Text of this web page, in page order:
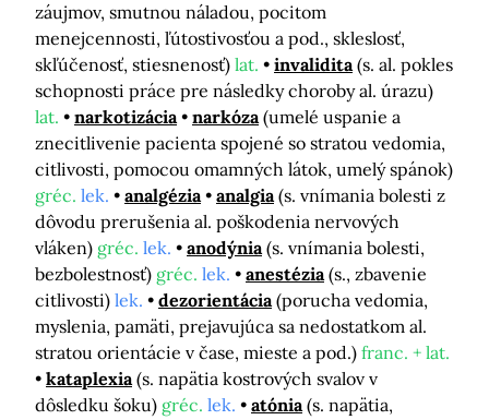
záujmov, smutnou náladou, pocitom
menejcennosti, ľútostivosťou a pod., skleslosť,
skľúčenosť, stiesnenosť) lat. invalidita (s. al. pokles
schopnosti práce pre následky choroby al. úrazu)
lat.
narkotizácia narkóza (umelé uspanie a
znecitlivenie pacienta spojené so stratou vedomia,
citlivosti, pomocou omamných látok, umelý spánok)
gréc. lek. analgézia analgia (s. vnímania bolesti z
dôvodu prerušenia al. poškodenia nervových
vláken) gréc. lek. anodýnia (s. vnímania bolesti,
bezbolestnosť) gréc. lek. anestézia (s., zbavenie
citlivosti) lek. dezorientácia (porucha vedomia,
myslenia, pamäti, prejavujúca sa nedostatkom al.
stratou orientácie v čase, mieste a pod.) franc. + lat.
kataplexia (s. napätia kostrových svalov v
dôsledku šoku) gréc. lek. atónia (s. napätia,